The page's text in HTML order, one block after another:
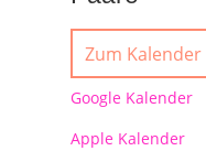
Zum
Google Kalender
Apple Kalender